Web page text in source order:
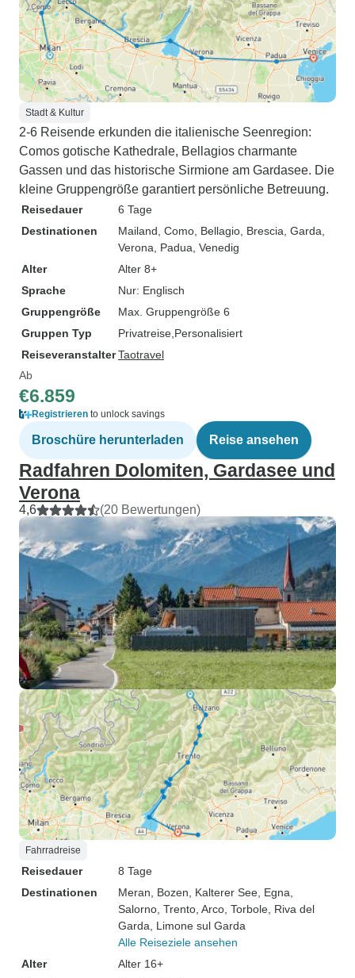
Stadt & Kultur
2-6 Reisende erkunden die italienische Seenregion:
Comos gotische Kathedrale, Bellagios charmante
Gassen und das historische Sirmione am Gardasee. Die
kleine Gruppengröße garantiert persönliche Betreuung.
Reisedauer
6 Tage
Destinationen
Mailand , Como , Bellagio , Brescia , Garda
Verona , Padua , Venedig
Alter
Alter 8+
Sprache
Nur: Englisch
Gruppengröße
Max. Gruppengröße 6
Gruppen Typ
Privatreise Personalisiert
ReiseveranstalterTaotravel
Ab
€6.859
Registrieren to unlock savings
Broschüre herunterladen Reise ansehen
Radfahren Dolomiten, Gardasee und
Verona
4,6 (20 Bewertungen)
Fahrradreise
Reisedauer
8 Tage
Destinationen
Meran , Bozen , Kalterer See , Egna
Salorno , Trento , Arco , Torbole , Riva del
Garda , Limone sul Garda
Alle Reiseziele ansehen
Alter
Alter 16+